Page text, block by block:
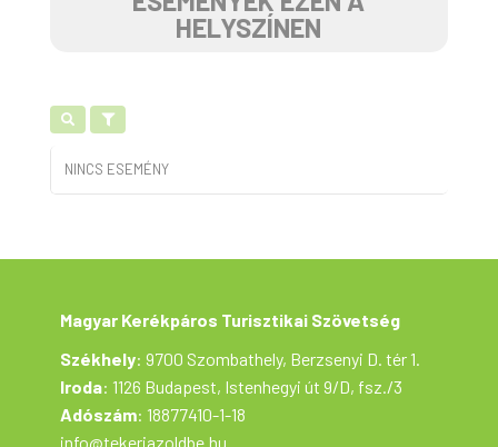
HELYSZÍNEN
NINCS ESEMÉNY
Magyar Kerékpáros Turisztikai Szövetség
Székhely: 9700 Szombathely, Berzsenyi D. tér 1.
Iroda: 1126 Budapest, Istenhegyi út 9/D, fsz./3
Adószám: 18877410-1-18
info@tekerjazoldbe.hu